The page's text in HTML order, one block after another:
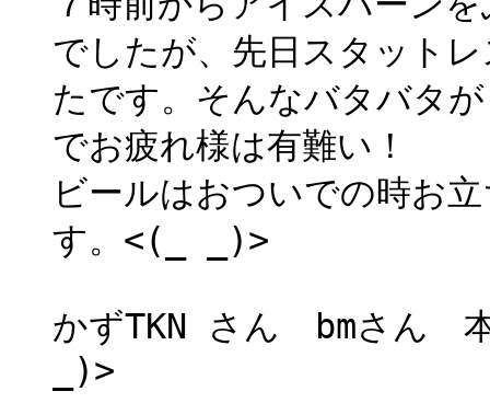
でしたが、先日スタット
たです。そんなバタバタ
でお疲れ様は有難い！
ビールはおついでの時お
す。<(_ _)>
かずTKN さん bmさん
_)>